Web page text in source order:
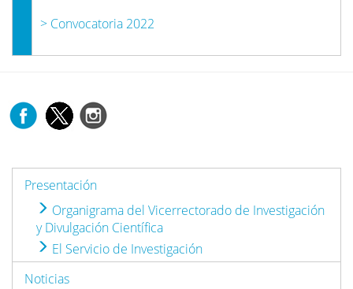
> Convocatoria 2022
Presentación
Organigrama del Vicerrectorado de Investigación
y Divulgación Científica
El Servicio de Investigación
Noticias